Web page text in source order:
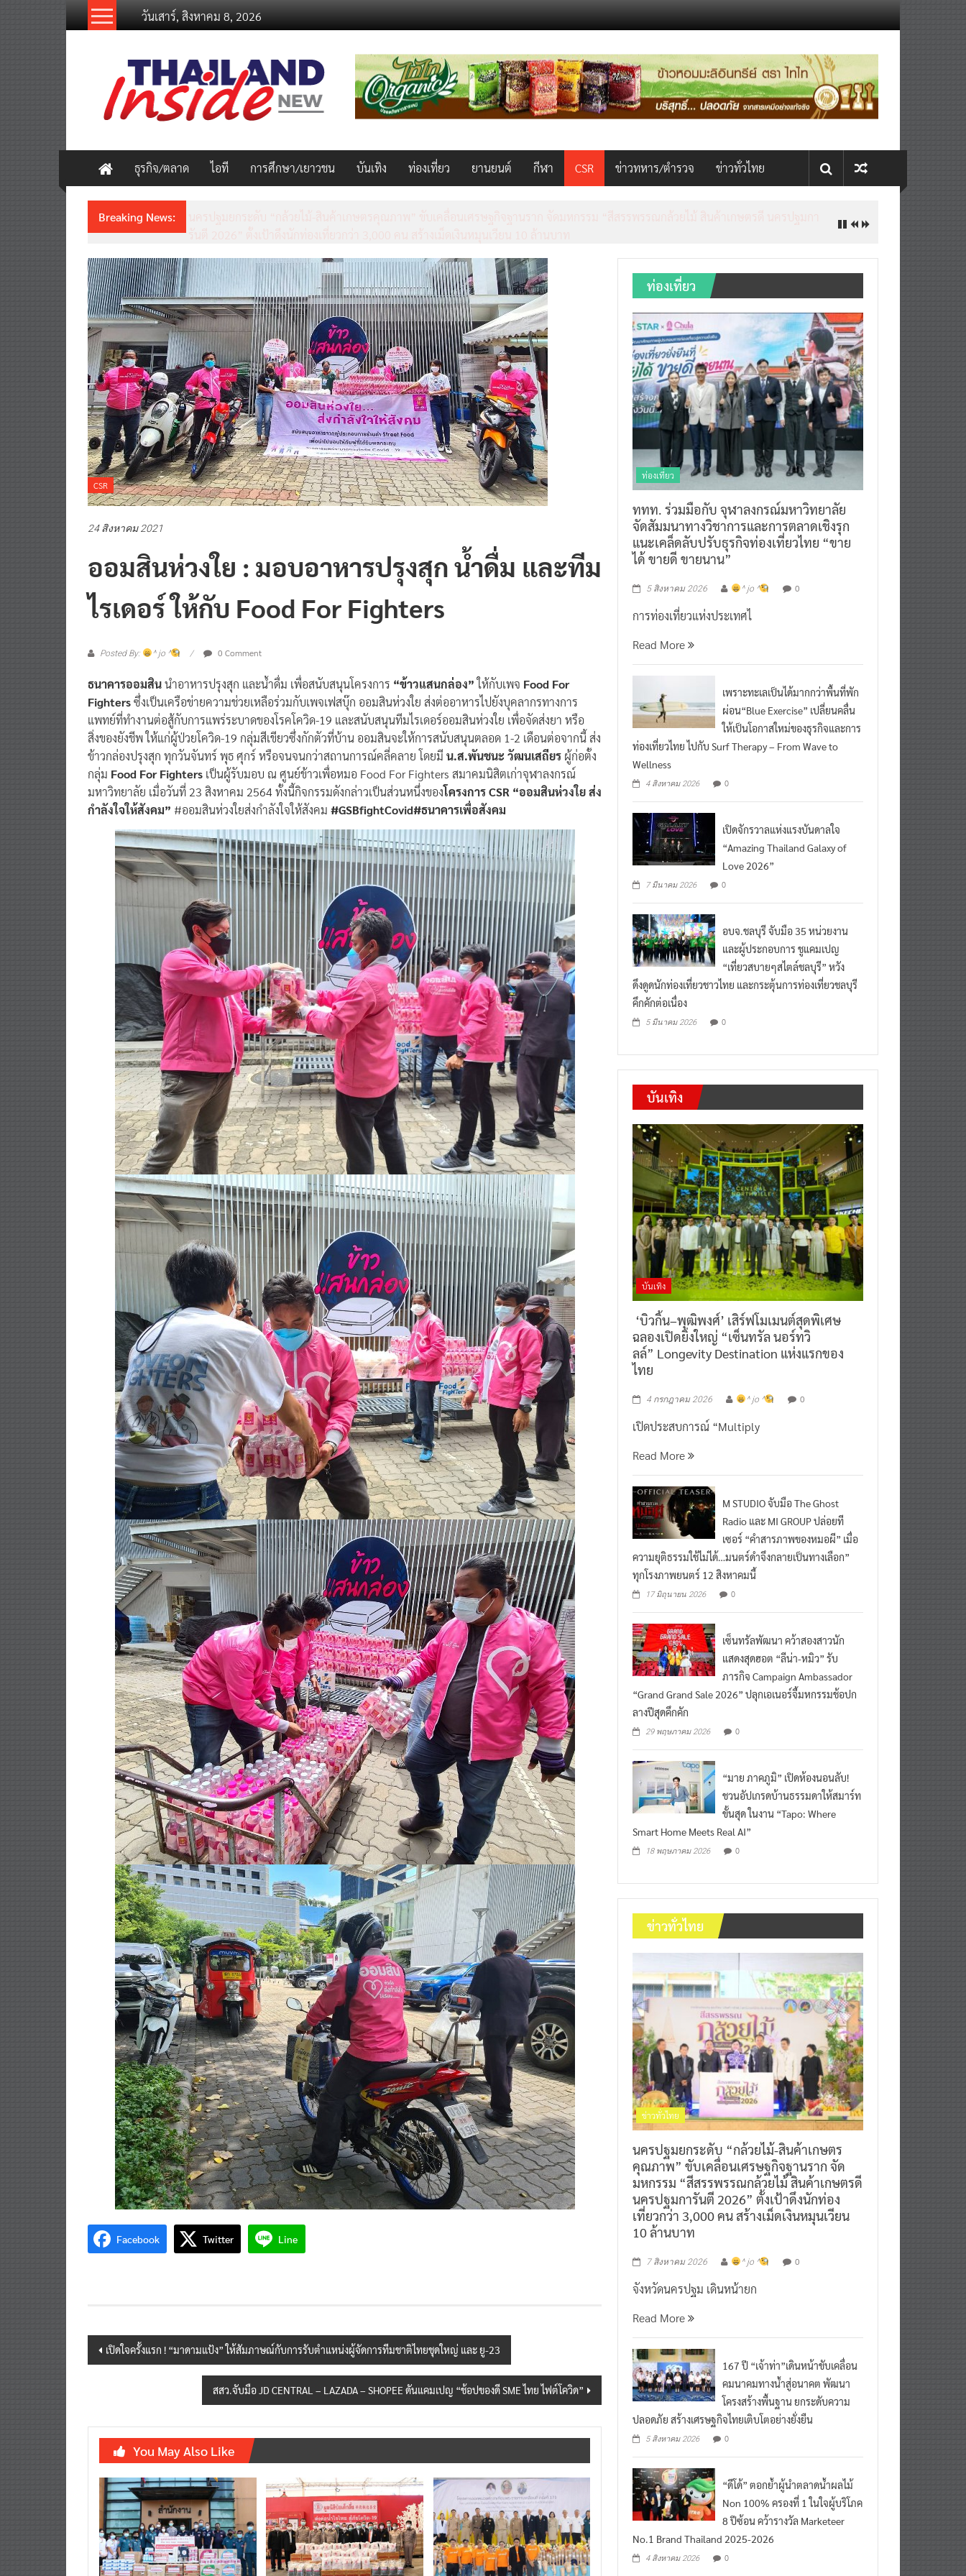
วันเสาร์, สิงหาคม 8, 2026
thailandinsidenew.com
Thailand
Inside
New
ธุรกิจ/ตลาด ไอที การศึกษา/เยาวชน บันเทิง ท่องเที่ยว ยานยนต์ กีฬา CSR ข่าวทหาร/ตำรวจ ข่าวทั่วไทย
Breaking News: ชวนรู้จักซิม my by NT เน็ตเร็ว แรง คุ้มค่าทั่วไทยพร้อมโอกาสสร้างรายได้เสริมผ่าน Lazada Affiliate
CSR
ออมสินห่วงใย : มอบอาหารปรุงสุก น้ำดื่ม และทีม
ไรเดอร์ ให้กับ Food For Fighters
นำอาหารปรุงสุก และน้ำดื่ม เพื่อสนับสนุนโครงการ “ข้าวแสนกล่อง” ให้กับเพจ
Fightersซึ่งเป็นเครือข่ายความช่วยเหลือร่วมกับเพจเฟสบุ๊ก ออมสินห่วงใย ส่งต่ออาหารไปยังบุคลากรทางการ
แพทย์ที่ทำงานต่อสู้กับการแพร่ระบาดของโรคโควิด-19 และสนับสนุนทีมไรเดอร์ออมสินห่วงใย เพื่อจัดส่งยา หรือ
สิ่งของยังชีพ ให้แก่ผู้ป่วยโควิด-19 กลุ่มสีเขียวซึ่งกักตัวที่บ้าน ออมสินจะให้การสนับสนุนตลอด 1-2 เดือนต่อจากนี้ ส่ง
ข้าวกล่องปรุงสุก ทุกวันจันทร์ พุธ ศุกร์ หรือจนจนกว่าสถานการณ์คลี่คลาย โดยมีน.ส.พันชนะ วัฒนเสถียรผู้ก่อตั้ง
กลุ่มFood For Fightersเป็นผู้รับมอบ ณ ศูนย์ข้าวเพื่อหมอ Food For Fighters สมาคมนิสิตเก่าจุฬาลงกรณ์
มหาวิทยาลัย เมื่อวันที่ 23 สิงหาคม 2564 ทั้งนี้กิจกรรมดังกล่าวเป็นส่วนหนึ่งของโครงการ CSR “ออมสินห่วงใย ส่ง
กำลังใจให้สังคม”#ออมสินห่วงใยส่งกำลังใจให้สังคม#GSBfightCovid#ธนาคารเพื่อสังคม
Facebook Twitter Line
Post
navigation
เปิดใจครั้งแรก ! “มาดามแป้ง” ให้สัมภาษณ์กับการรับตำแหน่งผู้จัดการทีมชาติไทยชุดใหญ่ และ ยู-23
สสว.จับมือ JD CENTRAL – LAZADA – SHOPEE ดันแคมเปญ “ช้อปของดี SME ไทย ไฟต์โควิด”
You May Also Like
ท่องเที่ยว
ท่องเที่ยว
ททท. ร่วมมือกับ จุฬาลงกรณ์มหาวิทยาลัย
จัดสัมมนาทางวิชาการและการตลาดเชิงรุก
แนะเคล็ดลับปรับธุรกิจท่องเที่ยวไทย “ขาย
ได้ ขายดี ขายนาน”
การท่องเที่ยวแห่งประเทศไ
ผ่อน“Blue Exercise” เปลี่ยนคลื่น
ให้เป็นโอกาสใหม่ของธุรกิจและการ
ท่องเที่ยวไทย ไปกับ Surf Therapy – From Wave to
Wellness
“Amazing Thailand Galaxy of
Love 2026”
0
และผู้ประกอบการ ชูแคมเปญ
“เที่ยวสบายๆสไตล์ชลบุรี” หวัง
ดึงดูดนักท่องเที่ยวชาวไทย และกระตุ้นการท่องเที่ยวชลบุรี
คึกคักต่อเนื่อง
บันเทิง
บันเทิง
‘บิวกิ้น–พุฒิพงศ์’ เสิร์ฟโมเมนต์สุดพิเศษ
ฉลองเปิดยิ่งใหญ่ “เซ็นทรัล นอร์ทวิ
ลล์” Longevity Destination แห่งแรกของ
ไทย
เปิดประสบการณ์ “Multiply
Radio และ MI GROUP ปล่อยที
เซอร์ “คำสารภาพของหมอผี” เมื่อ
ความยุติธรรมใช้ไม่ได้…มนตร์ดำจึงกลายเป็นทางเลือก”
ทุกโรงภาพยนตร์ 12 สิงหาคมนี้
แสดงสุดฮอต “ลีน่า-หมิว” รับ
ภารกิจ Campaign Ambassador
“Grand Grand Sale 2026” ปลุกเอเนอร์จี้มหกรรมช้อปก
ลางปีสุดคึกคัก
29 พฤษภาคม 2026
ชวนอัปเกรดบ้านธรรมดาให้สมาร์ท
ขั้นสุด ในงาน “Tapo: Where
Smart Home Meets Real AI”
ข่าวทั่วไทย
ข่าวทั่วไทย
นครปฐมยกระดับ “กล้วยไม้-สินค้าเกษตร
คุณภาพ” ขับเคลื่อนเศรษฐกิจฐานราก จัด
มหกรรม “สีสรรพรรณกล้วยไม้ สินค้าเกษตรดี
นครปฐมการันตี 2026” ตั้งเป้าดึงนักท่อง
เที่ยวกว่า 3,000 คน สร้างเม็ดเงินหมุนเวียน
10 ล้านบาท
167 ปี “เจ้าท่า”เดินหน้าขับเคลื่อน
คมนาคมทางน้ำสู่อนาคต พัฒนา
โครงสร้างพื้นฐาน ยกระดับความ
ปลอดภัย สร้างเศรษฐกิจไทยเติบโตอย่างยั่งยืน
0
Non 100% ครองที่ 1 ในใจผู้บริโภค
8 ปีซ้อน คว้ารางวัล Marketeer
No.1 Brand Thailand 2025-2026
0